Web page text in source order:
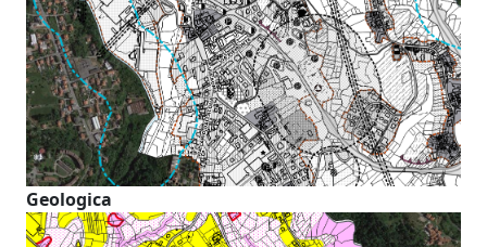
Geologica